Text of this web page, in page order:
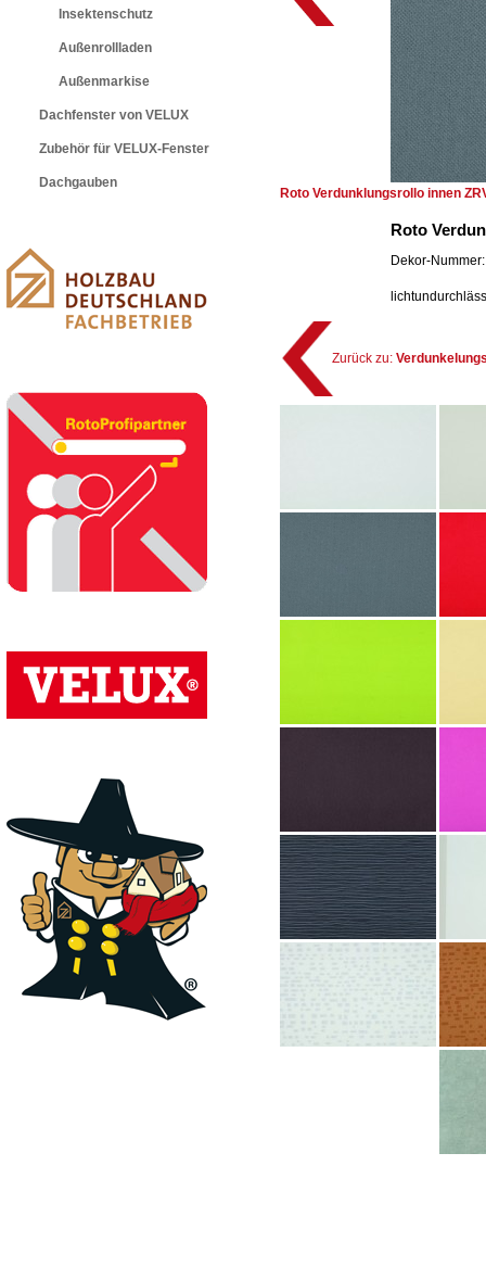
Insektenschutz
Außenrollladen
Außenmarkise
Dachfenster von VELUX
Zubehör für VELUX-Fenster
Dachgauben
Roto Verdunklungsrollo innen
Roto
Dekor-
Zurück zu: